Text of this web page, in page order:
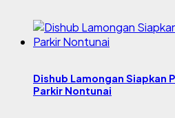
Dishub Lamongan Siapkan
Parkir Nontunai